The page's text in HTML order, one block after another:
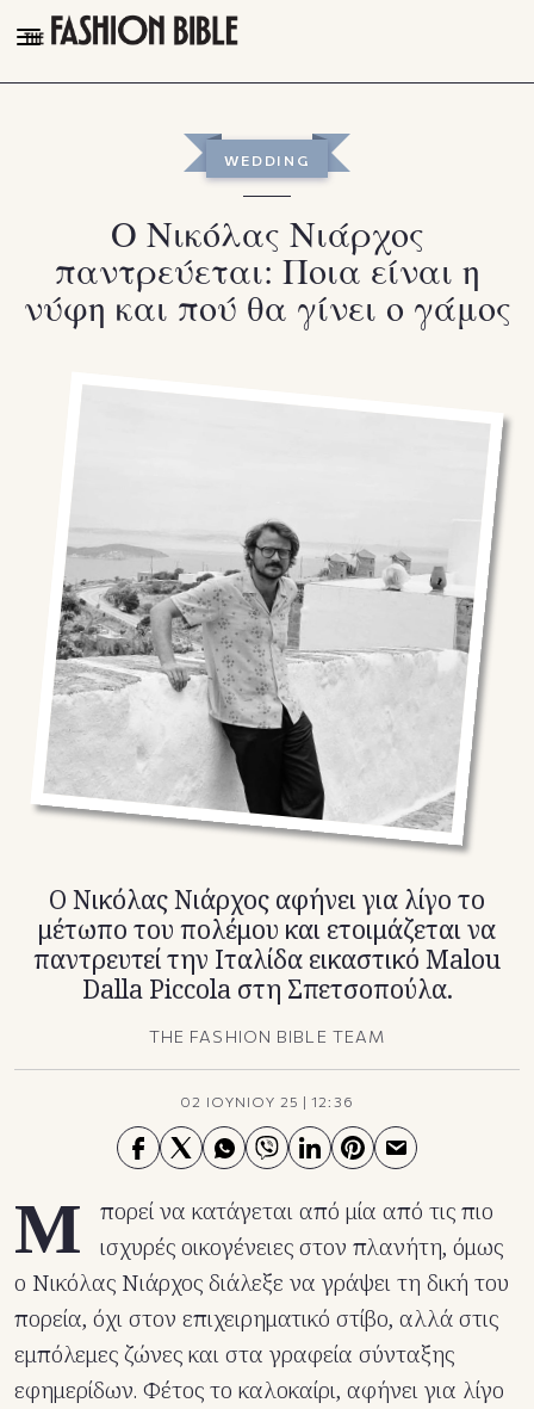
THE FASHION BIBLE
TALK OF THE TOWN
PLEASURES
VIDEOS
Instagram
Youtube
TikTok
X(Twitter)
WEDDING
Ο Νικόλας Νιάρχος
παντρεύεται: Ποια είναι η
νύφη και πού θα γίνει ο γάμος
Ο Νικόλας Νιάρχος αφήνει για λίγο το
μέτωπο του πολέμου και ετοιμάζεται να
παντρευτεί την Ιταλίδα εικαστικό Malou
Dalla Piccola στη Σπετσοπούλα.
THE FASHION BIBLE TEAM
02 ΙΟΥΝΙΟΥ 25 |12:36
Μ
πορεί να κατάγεται από μία από τις πιο
ισχυρές οικογένειες στον πλανήτη, όμως
ο Νικόλας Νιάρχος διάλεξε να γράψει τη δική του
πορεία, όχι στον επιχειρηματικό στίβο, αλλά στις
εμπόλεμες ζώνες και στα γραφεία σύνταξης
εφημερίδων. Φέτος το καλοκαίρι, αφήνει για λίγο